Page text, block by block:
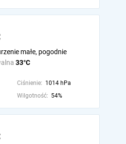
33°C
małe, pogodnie
Ciśnienie: 1014 hPa
Wilgotność: 54%